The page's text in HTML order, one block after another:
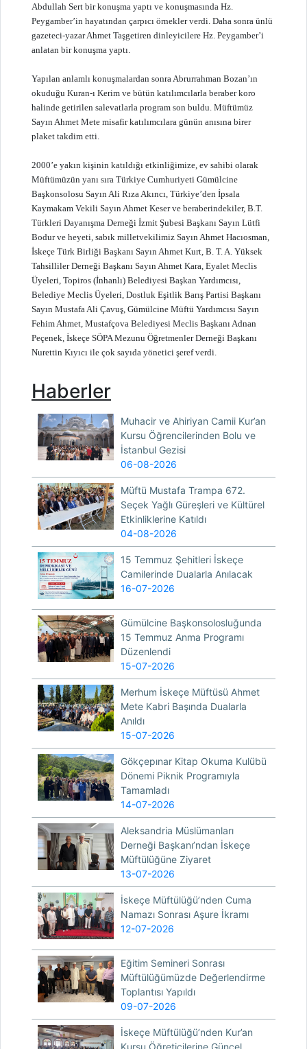
Abdullah Sert bir konuşma yaptı ve konuşmasında Hz.
Peygamber’in hayatından çarpıcı örnekler verdi. Daha sonra ünlü
gazeteci-yazar Ahmet Taşgetiren dinleyicilere Hz. Peygamber’i
anlatan bir konuşma yaptı.
Yapılan anlamlı konuşmalardan sonra Abrurrahman Bozan’ın
okuduğu Kuran-ı Kerim ve bütün katılımcılarla beraber koro
halinde getirilen salevatlarla program son buldu. Müftümüz
Sayın Ahmet Mete misafir katılımcılara günün anısına birer
plaket takdim etti.
2000’e yakın kişinin katıldığı etkinliğimize, ev sahibi olarak
Müftümüzün yanı sıra Türkiye Cumhuriyeti Gümülcine
Başkonsolosu Sayın Ali Rıza Akıncı, Türkiye’den İpsala
Kaymakam Vekili Sayın Ahmet Keser ve beraberindekiler, B.T.
Türkleri Dayanışma Derneği İzmit Şubesi Başkanı Sayın Lütfi
Bodur ve heyeti, sabık milletvekilimiz Sayın Ahmet Hacıosman,
İskeçe Türk Birliği Başkanı Sayın Ahmet Kurt, B. T. A. Yüksek
Tahsilliler Derneği Başkanı Sayın Ahmet Kara, Eyalet Meclis
Üyeleri, Topiros (İnhanlı) Belediyesi Başkan Yardımcısı,
Belediye Meclis Üyeleri, Dostluk Eşitlik Barış Partisi Başkanı
Sayın Mustafa Ali Çavuş, Gümülcine Müftü Yardımcısı Sayın
Fehim Ahmet, Mustafçova Belediyesi Meclis Başkanı Adnan
Peçenek, İskeçe SÖPA Mezunu Öğretmenler Derneği Başkanı
Nurettin Kıyıcı ile çok sayıda yönetici şeref verdi.
Haberler
Muhacir ve Ahiriyan Camii Kur’an
Kursu Öğrencilerinden Bolu ve
İstanbul Gezisi
06-08-2026
Müftü Mustafa Trampa 672.
Seçek Yağlı Güreşleri ve Kültürel
Etkinliklerine Katıldı
04-08-2026
15 Temmuz Şehitleri İskeçe
Camilerinde Dualarla Anılacak
16-07-2026
Gümülcine Başkonsolosluğunda
15 Temmuz Anma Programı
Düzenlendi
15-07-2026
Merhum İskeçe Müftüsü Ahmet
Mete Kabri Başında Dualarla
Anıldı
15-07-2026
Gökçepınar Kitap Okuma Kulübü
Dönemi Piknik Programıyla
Tamamladı
14-07-2026
Aleksandria Müslümanları
Derneği Başkanı’ndan İskeçe
Müftülüğüne Ziyaret
13-07-2026
İskeçe Müftülüğü’nden Cuma
Namazı Sonrası Aşure İkramı
12-07-2026
Eğitim Semineri Sonrası
Müftülüğümüzde Değerlendirme
Toplantısı Yapıldı
09-07-2026
İskeçe Müftülüğü’nden Kur’an
Kursu Öğreticilerine Güncel